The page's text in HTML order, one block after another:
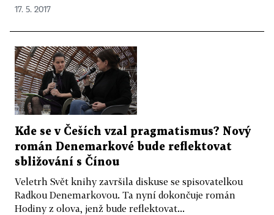
17. 5. 2017
Kde se v Češích vzal pragmatismus? Nový
román Denemarkové bude reflektovat
sbližování s Čínou
Veletrh Svět knihy završila diskuse se spisovatelkou
Radkou Denemarkovou. Ta nyní dokončuje román
Hodiny z olova, jenž bude reflektovat...